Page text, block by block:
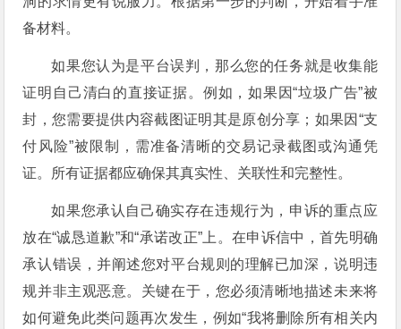
备材料。
如果您认为是平台误判，那么您的任务就是收集能
证明自己清白的直接证据。例如，如果因“垃圾广告”被
封，您需要提供内容截图证明其是原创分享；如果因“支
付风险”被限制，需准备清晰的交易记录截图或沟通凭
证。所有证据都应确保其真实性、关联性和完整性。
如果您承认自己确实存在违规行为，申诉的重点应
放在“诚恳道歉”和“承诺改正”上。在申诉信中，首先明确
承认错误，并阐述您对平台规则的理解已加深，说明违
规并非主观恶意。关键在于，您必须清晰地描述未来将
如何避免此类问题再次发生，例如“我将删除所有相关内